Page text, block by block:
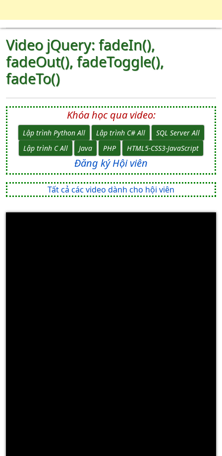
Video jQuery: fadeIn(),
fadeOut(), fadeToggle(),
fadeTo()
Khóa học qua video:
Lập trình Python All Lập trình C# All
SQL Server All
Lập trình C All
Java PHP HTML5-CSS3-JavaScript
Đăng ký Hội viên
Tất cả các video dành cho hội viên